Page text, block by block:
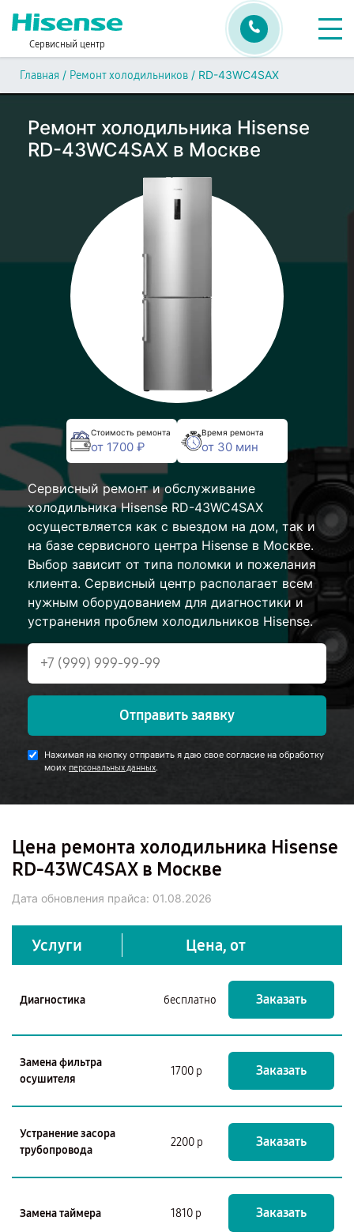
Сервисный центр
Главная / Ремонт холодильников / RD-43WC4SAX
Ремонт холодильника Hisense
RD-43WC4SAX в Москве
Стоимость ремонта
от 1700 ₽
Время ремонта
от 30 мин
Сервисный ремонт и обслуживание
холодильника Hisense RD-43WC4SAX
осуществляется как с выездом на дом, так и
на базе сервисного центра Hisense в Москве.
Выбор зависит от типа поломки и пожелания
клиента. Сервисный центр располагает всем
нужным оборудованием для диагностики и
устранения проблем холодильников Hisense.
Отправить заявку
Нажимая на кнопку отправить я даю свое согласие на обработку
моих персональных данных.
Цена ремонта холодильника Hisense
RD-43WC4SAX в Москве
Дата обновления прайса: 01.08.2026
Услуги Цена, от
Диагностика бесплатно Заказать
Замена фильтра
осушителя
1700 р Заказать
Устранение засора
трубопровода
2200 р Заказать
Замена таймера 1810 р Заказать